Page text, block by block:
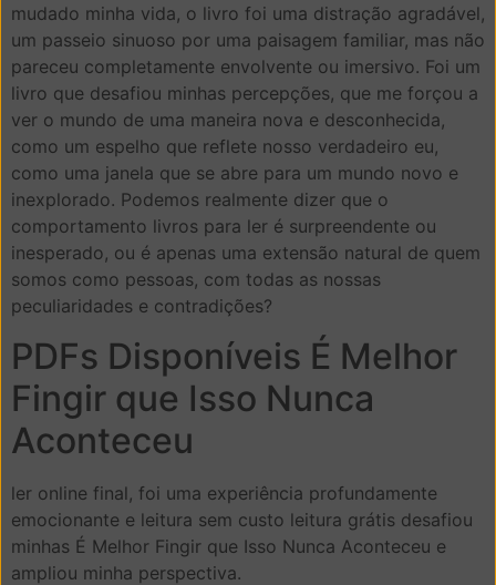
mudado minha vida, o livro foi uma distração agradável,
um passeio sinuoso por uma paisagem familiar, mas não
pareceu completamente envolvente ou imersivo. Foi um
livro que desafiou minhas percepções, que me forçou a
ver o mundo de uma maneira nova e desconhecida,
como um espelho que reflete nosso verdadeiro eu,
como uma janela que se abre para um mundo novo e
inexplorado. Podemos realmente dizer que o
comportamento livros para ler é surpreendente ou
inesperado, ou é apenas uma extensão natural de quem
somos como pessoas, com todas as nossas
peculiaridades e contradições?
PDFs Disponíveis É Melhor
Fingir que Isso Nunca
Aconteceu
ler online final, foi uma experiência profundamente
emocionante e leitura sem custo leitura grátis desafiou
minhas É Melhor Fingir que Isso Nunca Aconteceu e
ampliou minha perspectiva.